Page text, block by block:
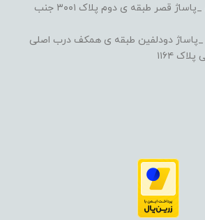
شعبه یک_قشم درگهان _پاساژ قصر طبقه ی دوم پلاک ۳۰۰۱ جنب
دودلفین طبقه ی همکف درب اصلی